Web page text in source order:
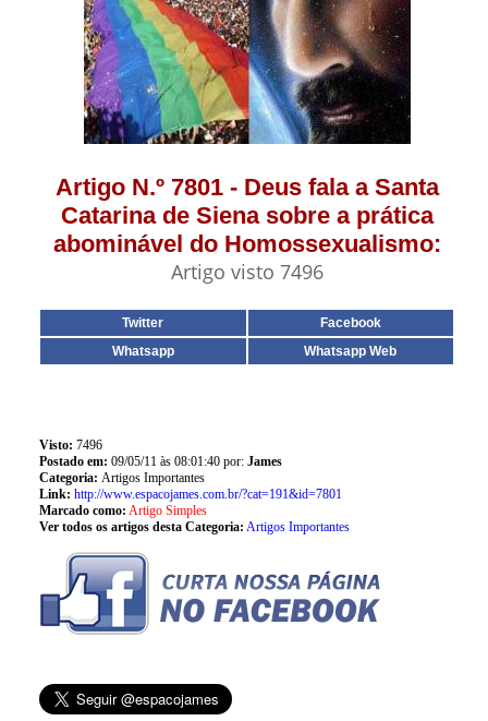
Artigo N.º 7801 - Deus fala a Santa
Catarina de Siena sobre a prática
abominável do Homossexualismo:
Artigo visto 7496
Twitter
Facebook
Whatsapp
Whatsapp Web
Visto: 7496
Postado em: 09/05/11 às 08:01:40 por: James
Categoria: Artigos Importantes
Link: http://www.espacojames.com.br/?cat=191&id=7801
Marcado como: Artigo Simples
Ver todos os artigos desta Categoria: Artigos Importantes